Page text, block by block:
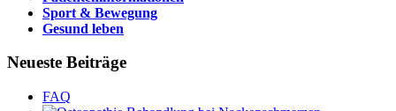
Sport & Bewegung
Gesund leben
Neueste Beiträge
FAQ